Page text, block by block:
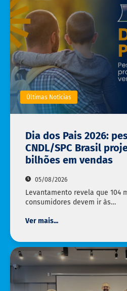
Últimas Notícias
Dia dos Pais 2026:
CNDL/SPC Brasil
bilhões em vendas
05/08/2026
Levantamento revela que 104
consumidores devem ir às…
Ver mais...